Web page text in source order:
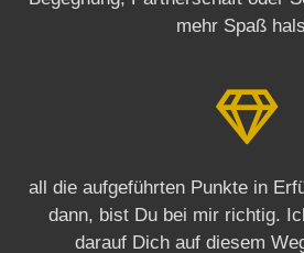
mehr Spaß
all die aufgeführten Punkte in
dann, bist Du bei mir richtig.
darauf Dich auf diesem